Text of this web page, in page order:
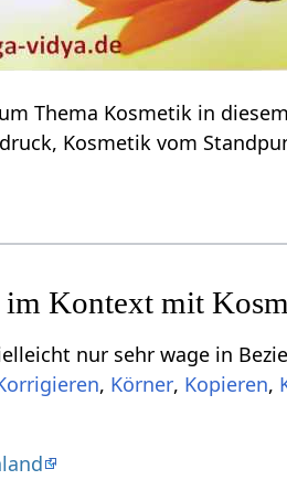
Einige Informationen
hier das Wort, den Ausdruck,
wage in Beziehung stehen mit
, , ,